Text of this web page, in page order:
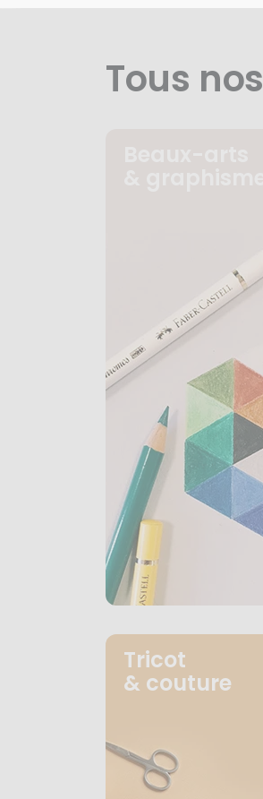
Tous nos
Tricot
& couture